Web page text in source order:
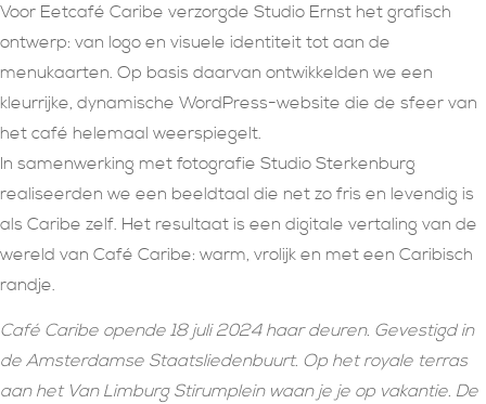
Voor Eetcafé Caribe verzorgde Studio Ernst het grafisch
ontwerp: van logo en visuele identiteit tot aan de
menukaarten. Op basis daarvan ontwikkelden we een
kleurrijke, dynamische WordPress-website die de sfeer van
het café helemaal weerspiegelt.
In samenwerking met fotografie Studio Sterkenburg
realiseerden we een beeldtaal die net zo fris en levendig is
als Caribe zelf. Het resultaat is een digitale vertaling van de
wereld van Café Caribe: warm, vrolijk en met een Caribisch
randje.
Café Caribe opende 18 juli 2024 haar deuren. Gevestigd in
de Amsterdamse Staatsliedenbuurt. Op het royale terras
aan het Van Limburg Stirumplein waan je je op vakantie. De